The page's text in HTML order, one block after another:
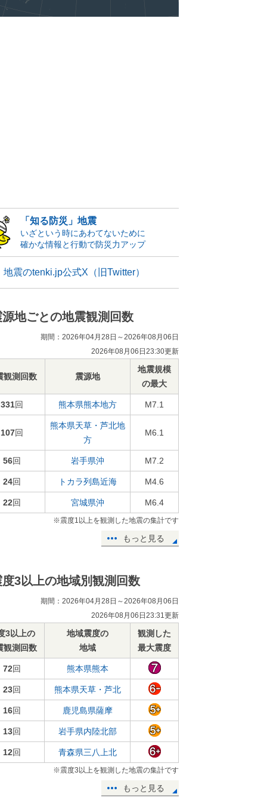
「知る防災」地震
いざという時にあわてないために
確かな情報と行動で防災力アップ
地震のtenki.jp公式X（旧Twitter）
源地ごとの地震観測回数
期間：2026年04月28日～2026年08月06日
2026年08月06日23:30更新
観測回数 震源地
地震規模
の最大
331回 熊本県熊本地方 M7.1
107回
熊本県天草・芦北地
方
M6.1
56回 岩手県沖 M7.2
24回 トカラ列島近海 M4.6
22回 宮城県沖 M6.4
※震度1以上を観測した地震の集計です
もっと見る
度3以上の地域別観測回数
期間：2026年04月28日～2026年08月06日
2026年08月06日23:31更新
3以上の
観測回数
地域震度の
地域
観測した
最大震度
72回 熊本県熊本
23回 熊本県天草・芦北
16回 鹿児島県薩摩
13回 岩手県内陸北部
12回 青森県三八上北
※震度3以上を観測した地震の集計です
もっと見る